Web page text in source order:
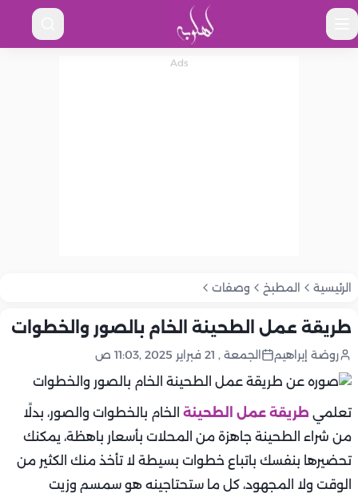
الرئيسية المطبخ وصفات
طريقة عمل الطحينة الخام بالصور والخطوات
روضة إبراهيم الجمعة , 21 فبراير 2025 ,11:03 ص
تعلمي طريقة عمل الطحينة الخام بالخطوات والصور، بدلًا
من شراء الطحينة جاهزة من المحلات بأسعار باهظة، يمكنك
تحضيرها بنفسك باتباع خطوات بسيطة لا تأخذ منك الكثير من
الوقت ولا المجهود، كل ما ستحتاجينه هو سمسم وزيت